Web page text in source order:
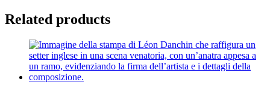
Related products